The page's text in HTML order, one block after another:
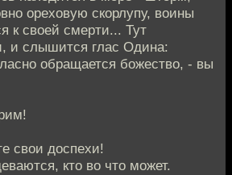
ореховую скорлупу, воины
к своей смерти... Тут
и слышится глас Одина:
обращается божество, - вы
свои доспехи!
кто во что может.